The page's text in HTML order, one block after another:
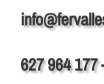
627 964 177